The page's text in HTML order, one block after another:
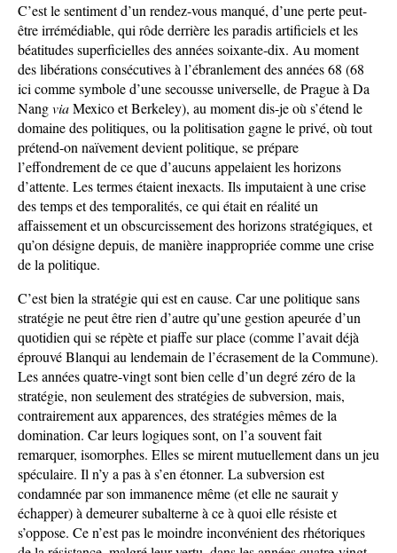
C’est le sentiment d’un rendez-vous manqué, d’une perte peut-
être irrémédiable, qui rôde derrière les paradis artificiels et les
béatitudes superficielles des années soixante-dix. Au moment
des libérations consécutives à l’ébranlement des années 68 (68
ici comme symbole d’une secousse universelle, de Prague à Da
NangviaMexico et Berkeley), au moment dis-je où s’étend le
domaine des politiques, ou la politisation gagne le privé, où tout
prétend-on naïvement devient politique, se prépare
l’effondrement de ce que d’aucuns appelaient les horizons
d’attente. Les termes étaient inexacts. Ils imputaient à une crise
des temps et des temporalités, ce qui était en réalité un
affaissement et un obscurcissement des horizons stratégiques, et
qu’on désigne depuis, de manière inappropriée comme une crise
de la politique.
C’est bien la stratégie qui est en cause. Car une politique sans
stratégie ne peut être rien d’autre qu’une gestion apeurée d’un
quotidien qui se répète et piaffe sur place (comme l’avait déjà
éprouvé Blanqui au lendemain de l’écrasement de la Commune).
Les années quatre-vingt sont bien celle d’un degré zéro de la
stratégie, non seulement des stratégies de subversion, mais,
contrairement aux apparences, des stratégies mêmes de la
domination. Car leurs logiques sont, on l’a souvent fait
remarquer, isomorphes. Elles se mirent mutuellement dans un jeu
spéculaire. Il n’y a pas à s’en étonner. La subversion est
condamnée par son immanence même (et elle ne saurait y
échapper) à demeurer subalterne à ce à quoi elle résiste et
s’oppose. Ce n’est pas le moindre inconvénient des rhétoriques